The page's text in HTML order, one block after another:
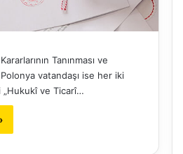
Tanınması ve
vatandaşı ise her iki
ve Ticarî…